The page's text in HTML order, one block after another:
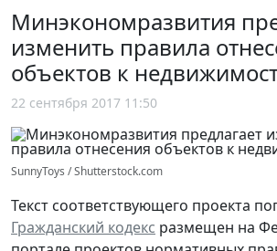
Минэкономразвития
изменить правила
объектов к
22 сентября 2017 11:50
SunnyToys / Shutterstock.com
Текст соответствующего проекта
Гражданский кодекс размещен на